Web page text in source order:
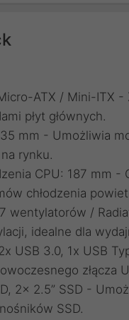
ATX / Mini-ITX
płyt głównych.
mm - Umożliwia
rynku.
CPU: 187 mm
chłodzenia
wentylatorów /
idealne dla
USB 3.0, 1x USB
złącza
2x 2.5” SSD -
SSD.